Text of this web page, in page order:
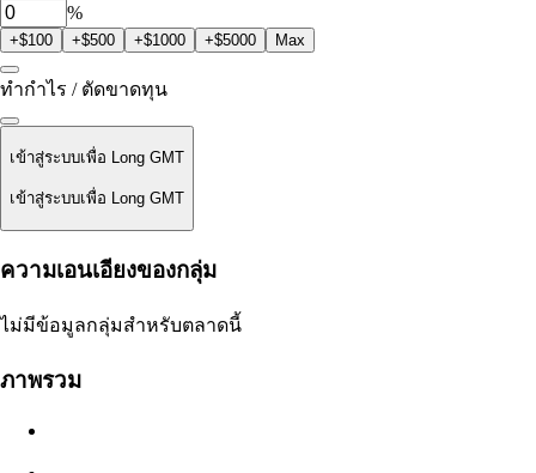
%
+$100 +$500 +$1000 +$5000 Max
ทำกำไร / ตัดขาดทุน
เข้าสู่ระบบเพื่อ Long GMT
เข้าสู่ระบบเพื่อ Long GMT
ราคาชำระ
ไม่มีข้อมูล
ความเอนเอียงของกลุ่ม
ไม่มีข้อมูลกลุ่มสำหรับตลาดนี้
ภาพรวม